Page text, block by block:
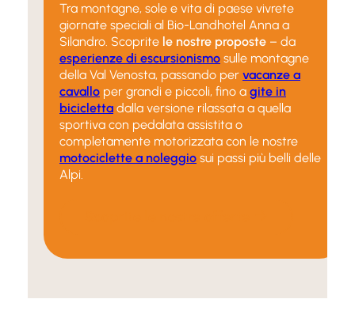
Tra montagne, sole e vita di paese vivrete
giornate speciali al Bio-Landhotel Anna a
Silandro. Scoprite le nostre proposte – da
esperienze di escursionismo sulle montagne
della Val Venosta, passando per vacanze a
cavallo per grandi e piccoli, fino a gite in
bicicletta dalla versione rilassata a quella
sportiva con pedalata assistita o
completamente motorizzata con le nostre
motociclette a noleggio sui passi più belli delle
Alpi.